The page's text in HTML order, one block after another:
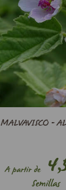
-
A partir de
Semillas